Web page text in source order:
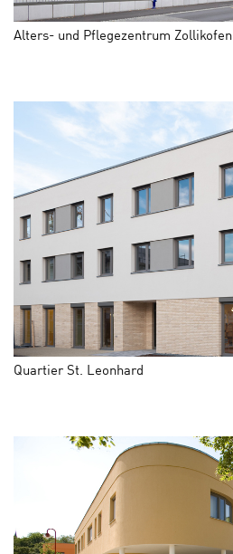
Alters- und Pflegezentrum Zollikofen
Quartier St. Leonhard